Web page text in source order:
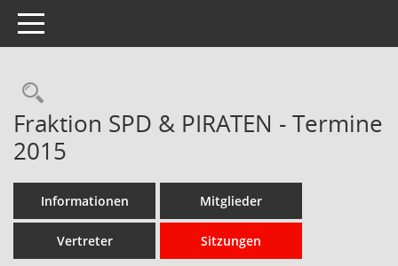
Toggle navigation
Rechercheauswahl
Fraktion SPD & PIRATEN - Termine
2015
Informationen Mitglieder
Vertreter Sitzungen